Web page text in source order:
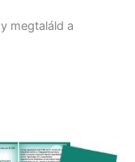
megtaláld a